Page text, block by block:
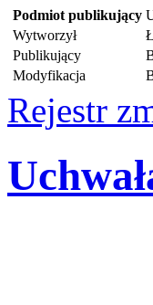
Podmiot publikujący
Wytworzył
Publikujący
Modyfikacja
Rejestr